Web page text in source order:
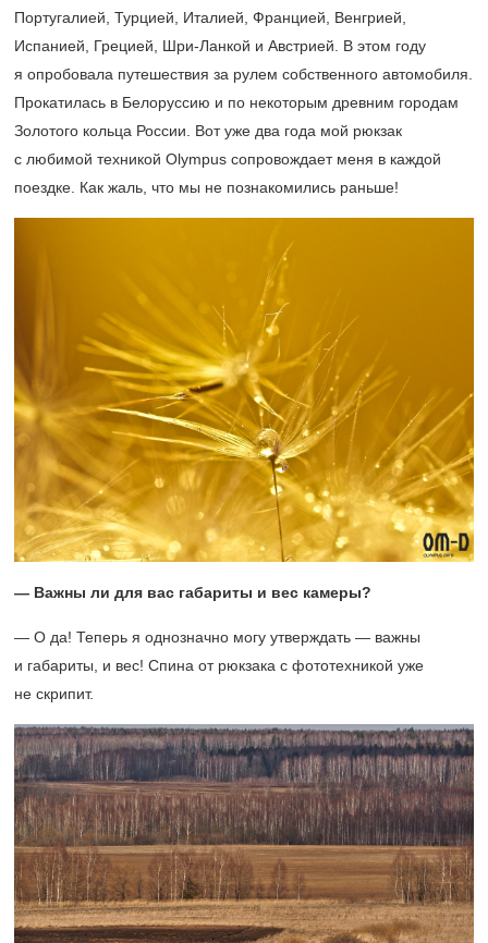
Португалией, Турцией, Италией, Францией, Венгрией,
Испанией, Грецией, Шри-Ланкой и Австрией. В этом году
я опробовала путешествия за рулем собственного автомобиля.
Прокатилась в Белоруссию и по некоторым древним городам
Золотого кольца России. Вот уже два года мой рюкзак
с любимой техникой Olympus сопровождает меня в каждой
поездке. Как жаль, что мы не познакомились раньше!
— Важны ли для вас габариты и вес камеры?
— О да! Теперь я однозначно могу утверждать — важны
и габариты, и вес! Спина от рюкзака с фототехникой уже
не скрипит.